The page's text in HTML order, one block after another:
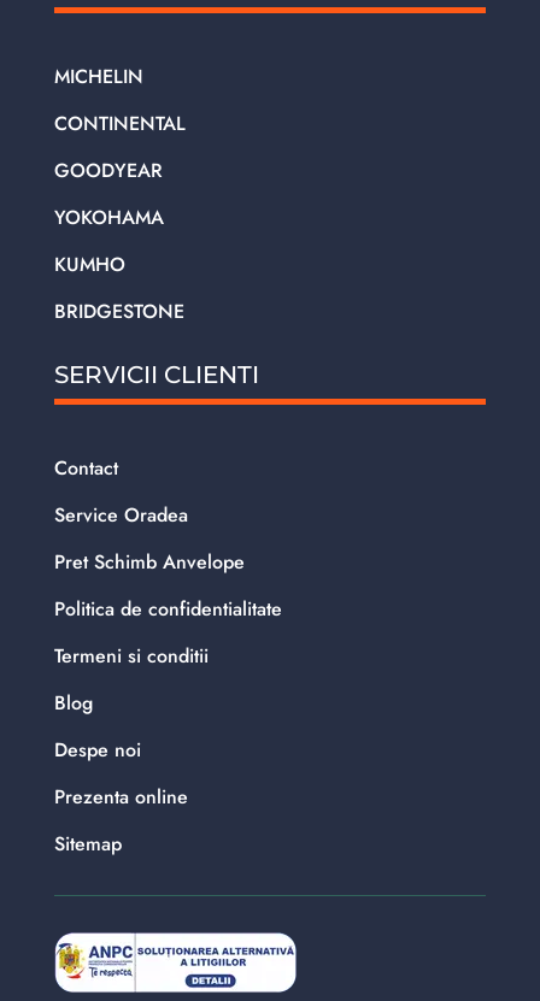
MICHELIN
CONTINENTAL
GOODYEAR
YOKOHAMA
KUMHO
BRIDGESTONE
SERVICII CLIENTI
Contact
Service Oradea
Pret Schimb Anvelope
Politica de confidentialitate
Termeni si conditii
Blog
Despe noi
Prezenta online
Sitemap